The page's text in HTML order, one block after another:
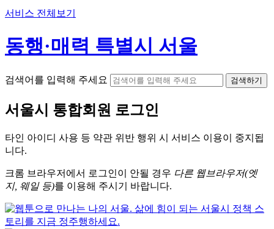
서비스 전체보기
동행·매력 특별시 서울
검색어를 입력해 주세요 검색하기
서울시 통합회원 로그인
타인 아이디 사용 등 약관 위반 행위 시 서비스 이용이 중지됩
니다.
크롬 브라우저에서 로그인이 안될 경우 다른 웹브라우저(엣
지, 웨일 등)를 이용해 주시기 바랍니다.